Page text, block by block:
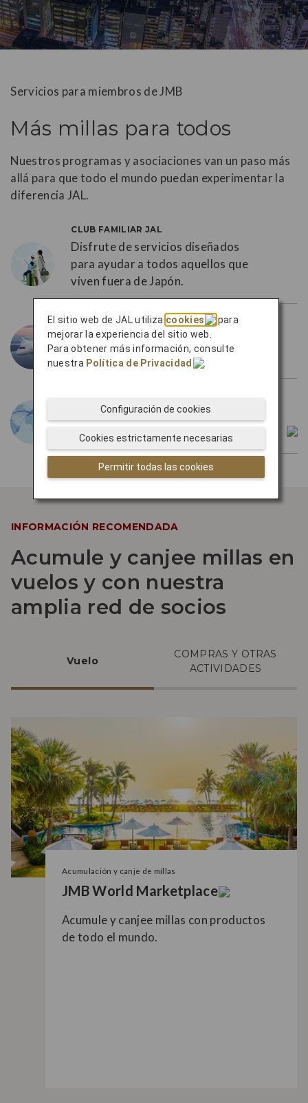
Servicios para miembros de JMB
Más millas para todos
Nuestros programas y asociaciones van un paso más
allá para que todo el mundo puedan experimentar la
diferencia JAL.
CLUB FAMILIAR JAL
Disfrute de servicios diseñados
para ayudar a todos aquellos que
viven fuera de Japón.
JAL GLOBAL CLUB
Viva la experiencia de la verdadera
exclusividad con JAL Global Club.
Vaya más allá con nuestra amplia
red a través de
INFORMACIÓN RECOMENDADA
Acumule y canjee millas en
vuelos y con nuestra
amplia red de socios
Vuelo
COMPRAS Y OTRAS
ACTIVIDADES
Acumulación y canje de millas
JMB World Marketplace
Acumule y canjee millas con productos
de todo el mundo.
El sitio web de JAL utiliza cookies
para
mejorar la experiencia del sitio web.
Para obtener más información, consulte
nuestra Política de Privacidad .
Permitir todas las cookies
Cookies estrictamente necesarias
Configuración de cookies